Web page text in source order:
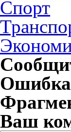
Спорт
Ошибка
Ваш